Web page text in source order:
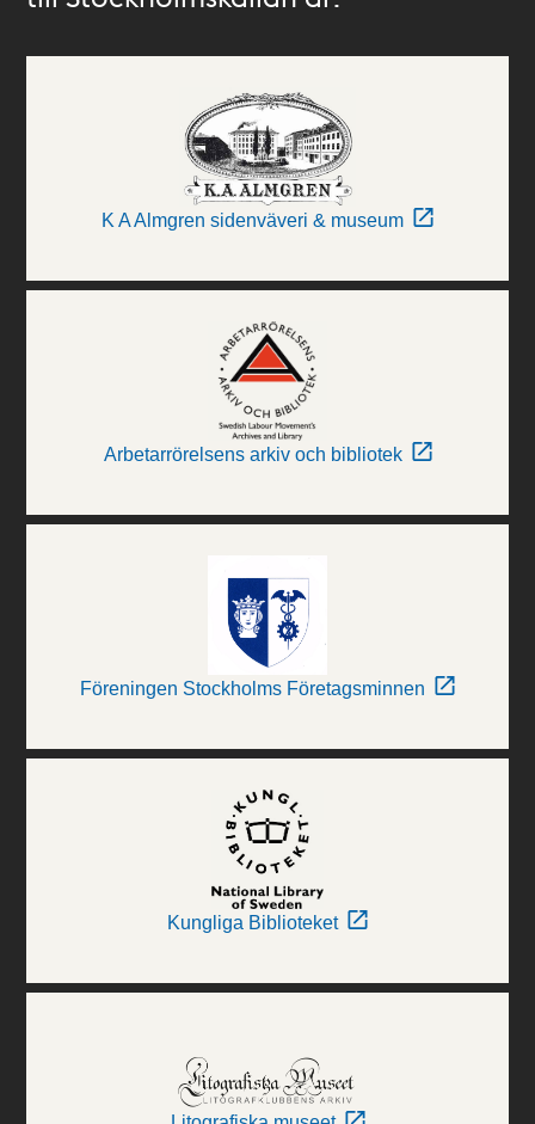
K A Almgren sidenväveri & museum
Arbetarrörelsens arkiv och bibliotek
Föreningen Stockholms Företagsminnen
Kungliga Biblioteket